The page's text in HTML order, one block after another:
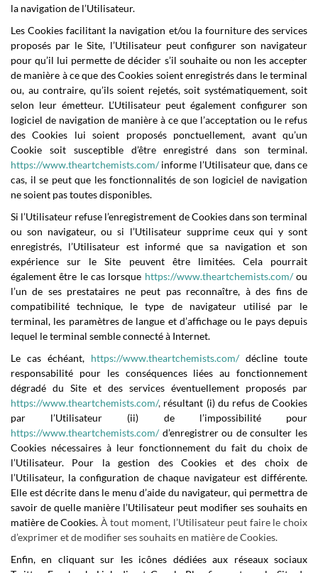
la navigation de l’Utilisateur.
Les Cookies facilitant la navigation et/ou la fourniture des services
proposés par le Site, l’Utilisateur peut configurer son navigateur
pour qu’il lui permette de décider s’il souhaite ou non les accepter
de manière à ce que des Cookies soient enregistrés dans le terminal
ou, au contraire, qu’ils soient rejetés, soit systématiquement, soit
selon leur émetteur. L’Utilisateur peut également configurer son
logiciel de navigation de manière à ce que l’acceptation ou le refus
des Cookies lui soient proposés ponctuellement, avant qu’un
Cookie soit susceptible d’être enregistré dans son terminal.
https://www.theartchemists.com/ informe l’Utilisateur que, dans ce
cas, il se peut que les fonctionnalités de son logiciel de navigation
ne soient pas toutes disponibles.
Si l’Utilisateur refuse l’enregistrement de Cookies dans son terminal
ou son navigateur, ou si l’Utilisateur supprime ceux qui y sont
enregistrés, l’Utilisateur est informé que sa navigation et son
expérience sur le Site peuvent être limitées. Cela pourrait
également être le cas lorsque https://www.theartchemists.com/ ou
l’un de ses prestataires ne peut pas reconnaître, à des fins de
compatibilité technique, le type de navigateur utilisé par le
terminal, les paramètres de langue et d’affichage ou le pays depuis
lequel le terminal semble connecté à Internet.
Le cas échéant, https://www.theartchemists.com/décline toute
responsabilité pour les conséquences liées au fonctionnement
dégradé du Site et des services éventuellement proposés par
https://www.theartchemists.com/, résultant (i) du refus de Cookies
par l’Utilisateur (ii) de l’impossibilité pour
https://www.theartchemists.com/ d’enregistrer ou de consulter les
Cookies nécessaires à leur fonctionnement du fait du choix de
l’Utilisateur. Pour la gestion des Cookies et des choix de
l’Utilisateur, la configuration de chaque navigateur est différente.
Elle est décrite dans le menu d’aide du navigateur, qui permettra de
savoir de quelle manière l’Utilisateur peut modifier ses souhaits en
matière de Cookies. À tout moment, l’Utilisateur peut faire le choix
d’exprimer et de modifier ses souhaits en matière de Cookies.
Enfin, en cliquant sur les icônes dédiées aux réseaux sociaux